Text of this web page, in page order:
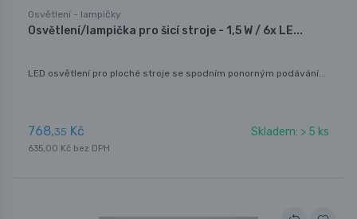
Osvětlení - lampičky
Osvětlení/lampička pro šicí stroje - 1,5 W / 6x LE...
LED osvětlení pro ploché stroje se spodním ponorným podávání...
768,35 Kč Skladem: > 5 ks
635,00 Kč bez DPH